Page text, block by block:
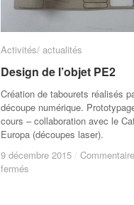
Activités/ actualités
Design de l’objet PE2
Création de tabourets réalisés
découpe numérique.
cours – collaboration avec le
Europa (découpes laser).
9 décembre 2015 /
fermés
Activités/ actualités
Design de l’objet PE2
9 décembre 2015 /
fermés